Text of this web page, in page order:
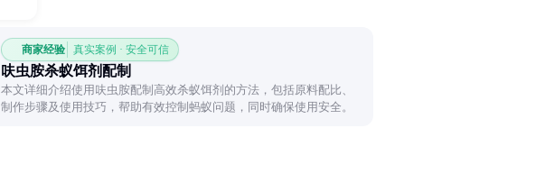
商家经验 真实案例 · 安全可信
呋虫胺杀蚁饵剂配制
本文详细介绍使用呋虫胺配制高效杀蚁饵剂的方法，包括原料配比、
制作步骤及使用技巧，帮助有效控制蚂蚁问题，同时确保使用安全。